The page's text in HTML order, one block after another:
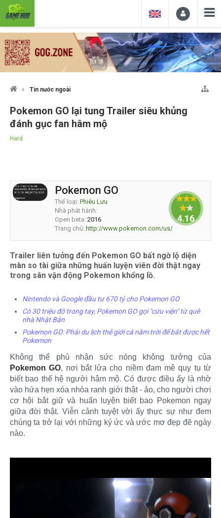
Tin nước ngoài
Pokemon GO lại tung Trailer siêu khủng
đánh gục fan hâm mộ
Hard
Pokemon GO
Thể loại: Phiêu Lưu
Nhà phát hành:
Open beta: 2016
Trang chủ: http://www.pokemon.com/us/
4.16667
Trailer liên tưởng đến Pokemon GO bất ngờ lộ diện
màn so tài giữa những huấn luyện viên đời thật ngay
trong sân vận động Pokemon khổng lồ.
Nintendo và Google đầu tư 670 tỷ cho Pokemon GO
Có 30 triệu đô trong tay, Pokemon GO gọi "cứu viện" từ quê
nhà Nhật Bản
Pokemon GO: Phải du lịch thế giới cả năm trời để bắt được hết
Pokemon
Không thể phủ nhận sức nóng không tưởng của
Pokemon GO, nơi bắt lửa cho niềm đam mê quy tụ từ
biết bao thế hệ người hâm mộ. Có được điều ấy là nhờ
vào hứa hẹn xóa nhòa ranh giới thật - ảo, cho người chơi
cơ hội bắt giữ và huấn luyện biết bao Pokemon ngay
giữa đời thật. Viễn cảnh tuyệt vời ấy thực sự như đem
chúng ta trở lại với những ký ức và ước mơ đẹp đẽ ngày
nào.